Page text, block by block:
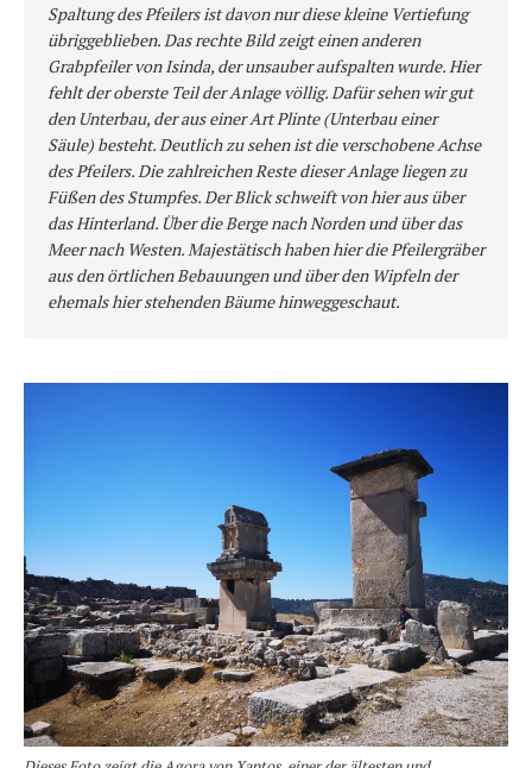
Spaltung des Pfeilers ist davon nur diese kleine Vertiefung
übriggeblieben. Das rechte Bild zeigt einen anderen
Grabpfeiler von Isinda, der unsauber aufspalten wurde. Hier
fehlt der oberste Teil der Anlage völlig. Dafür sehen wir gut
den Unterbau, der aus einer Art Plinte (Unterbau einer
Säule) besteht. Deutlich zu sehen ist die verschobene Achse
des Pfeilers. Die zahlreichen Reste dieser Anlage liegen zu
Füßen des Stumpfes. Der Blick schweift von hier aus über
das Hinterland. Über die Berge nach Norden und über das
Meer nach Westen. Majestätisch haben hier die Pfeilergräber
aus den örtlichen Bebauungen und über den Wipfeln der
ehemals hier stehenden Bäume hinweggeschaut.